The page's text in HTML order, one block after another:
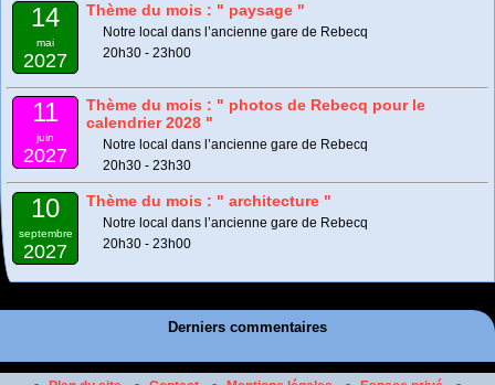
14
mai
2027
Thème du mois : " paysage "
Notre local dans l’ancienne gare de Rebecq
20h30 - 23h00
11
juin
2027
Thème du mois : " photos de Rebecq pour le
calendrier 2028 "
Notre local dans l’ancienne gare de Rebecq
20h30 - 23h30
10
septembre
2027
Thème du mois : " architecture "
Notre local dans l’ancienne gare de Rebecq
20h30 - 23h00
Derniers commentaires